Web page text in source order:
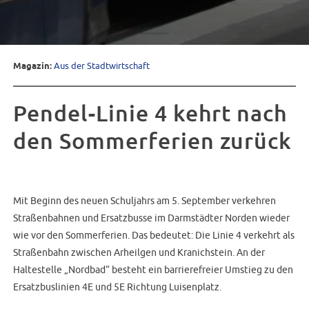
Magazin:Aus der Stadtwirtschaft
Pendel-Linie 4 kehrt nach
den Sommerferien zurück
Mit Beginn des neuen Schuljahrs am 5. September verkehren
Straßenbahnen und Ersatzbusse im Darmstädter Norden wieder
wie vor den Sommerferien. Das bedeutet: Die Linie 4 verkehrt als
Straßenbahn zwischen Arheilgen und Kranichstein. An der
Haltestelle „Nordbad“ besteht ein barrierefreier Umstieg zu den
Ersatzbuslinien 4E und 5E Richtung Luisenplatz.